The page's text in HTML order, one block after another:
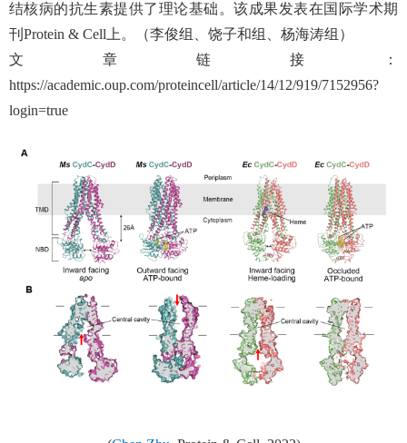
结核病的抗生素提供了理论基础。该成果发表在国际学术期
刊 Protein & Cell 上。（李俊组、饶子和组、杨海涛组）
文章链接：
https://academic.oup.com/proteincell/article/14/12/919/7152956?
login=true